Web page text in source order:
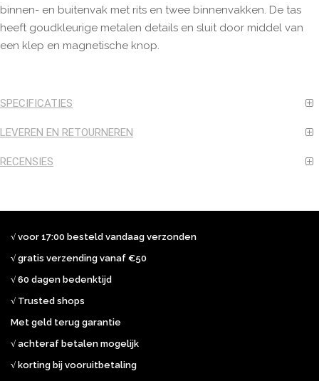
binnen- en buitenvak met rits en twee binnenvakken. De tas
heeft goudkleurige metalen details en sluit door middel van
een klep en magnetische knop.
SPECIFICATIES
LEVEREN EN RETOURNEREN
RECENSIES
√ voor 17:00 besteld vandaag verzonden
√ gratis verzending vanaf €50
√ 60 dagen bedenktijd
√ Trusted shops
Met geld terug garantie
√ achteraf betalen mogelijk
√ korting bij vooruitbetaling